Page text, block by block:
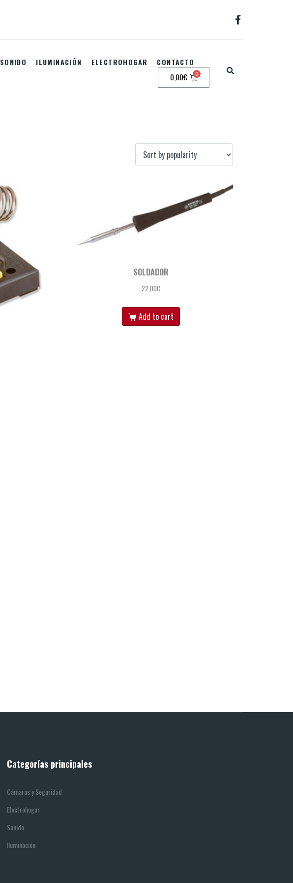
SONIDO ILUMINACIÓN ELECTROHOGAR CONTACTO
0,00€
SOLDADOR
22,00€
Add to cart
Categorías principales
Cámaras y Seguridad
Electrohogar
Sonido
Iluminación